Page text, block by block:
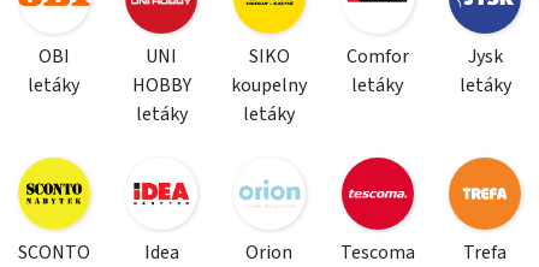
OBI
letáky
UNI
HOBBY
letáky
SIKO
koupelny
letáky
Comfor
letáky
Jysk
letáky
SCONTO
Idea
Orion
Tescoma
Trefa